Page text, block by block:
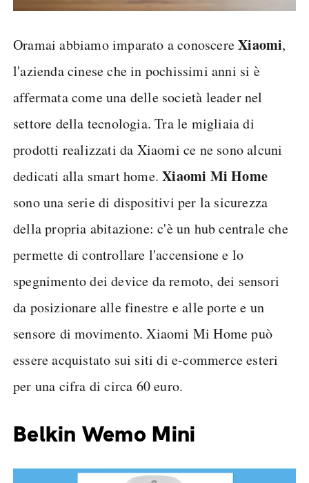
Oramai abbiamo imparato a conoscereXiaomi,
l'azienda cinese che in pochissimi anni si è
affermata come una delle società leader nel
settore della tecnologia. Tra le migliaia di
prodotti realizzati da Xiaomi ce ne sono alcuni
dedicati alla smart home.Xiaomi Mi Home
sono una serie di dispositivi per la sicurezza
della propria abitazione: c'è un hub centrale che
permette di controllare l'accensione e lo
spegnimento dei device da remoto, dei sensori
da posizionare alle finestre e alle porte e un
sensore di movimento. Xiaomi Mi Home può
essere acquistato sui siti di e-commerce esteri
per una cifra di circa 60 euro.
Belkin Wemo Mini